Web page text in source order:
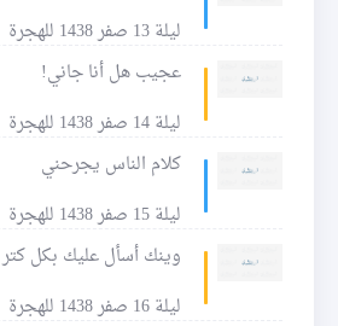
ليلة 13 صفر 1438 للهجرة
عجيب هل أنا جاني!
ليلة 14 صفر 1438 للهجرة
كلام الناس يجرحني
ليلة 15 صفر 1438 للهجرة
وينك أسأل عليك بكل كتر
ليلة 16 صفر 1438 للهجرة